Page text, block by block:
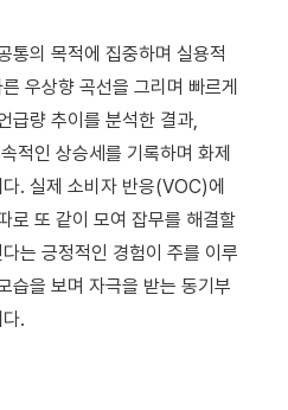
통의 목적에 집중하며 실용적
우상향 곡선을 그리며 빠르게
급량 추이를 분석한 결과,
적인 상승세를 기록하며 화제
. 실제 소비자 반응(VOC)에
로 또 같이 모여 잡무를 해결할
는 긍정적인 경험이 주를 이루
습을 보며 자극을 받는 동기부
.